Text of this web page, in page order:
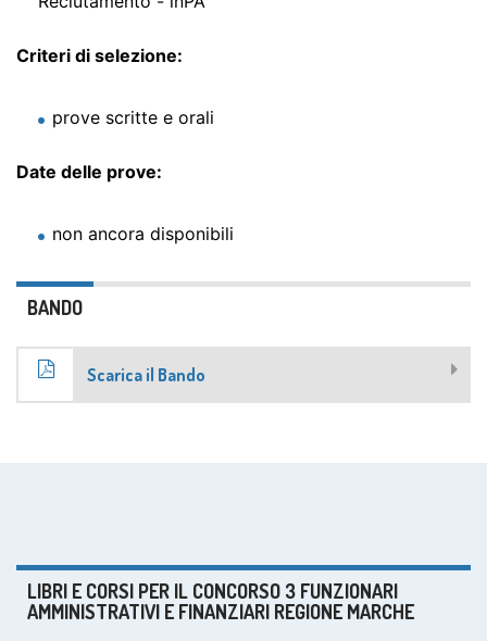
Criteri di selezione:
prove scritte e orali
Date delle prove:
non ancora disponibili
BANDO
Scarica il Bando
LIBRI E CORSI PER IL CONCORSO 3 FUNZIONARI
AMMINISTRATIVI E FINANZIARI REGIONE MARCHE